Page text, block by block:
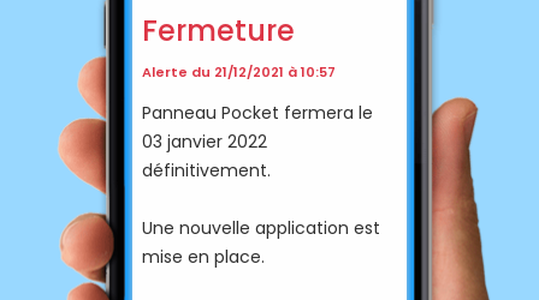
Fermeture
Alerte du 21/12/2021 à 10:57
Panneau Pocket fermera le
03 janvier 2022
définitivement.
Une nouvelle application est
mise en place.